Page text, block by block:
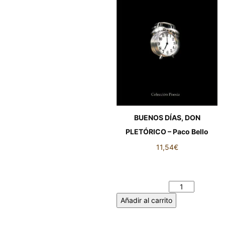
BUENOS DÍAS, DON
PLETÓRICO – Paco Bello
11,54€
Añadir al carrito